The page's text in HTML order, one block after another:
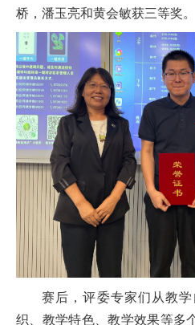
桥，潘玉亮和黄会敏获三等奖。
赛后，评委专家们从教
织、教学特色、教学效果等多